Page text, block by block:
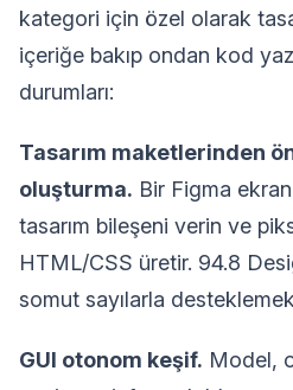
kategori için özel olarak
içeriğe bakıp ondan kod
durumları:
Tasarım maketlerinden
oluşturma. Bir Figma
tasarım bileşeni verin ve
HTML/CSS üretir. 94.8
somut sayılarla
GUI otonom keşif. Model,